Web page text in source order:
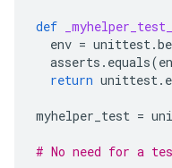
def
env = unittest.
asserts . equals(
return unittest.
myhelper_test =
# No need for a